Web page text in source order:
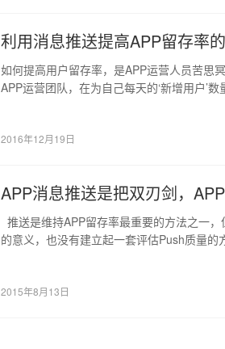
利用消息推送提高APP留存率
如何提高用户留存率，是APP运营人员苦思
APP运营团队，在为自己每天的‘新增用户’
2016年12月19日
APP消息推送是把双刃剑，
推送是维持APP留存率最重要的方法之一
的意义，也没有建立起一套评估Push质量
2015年8月13日